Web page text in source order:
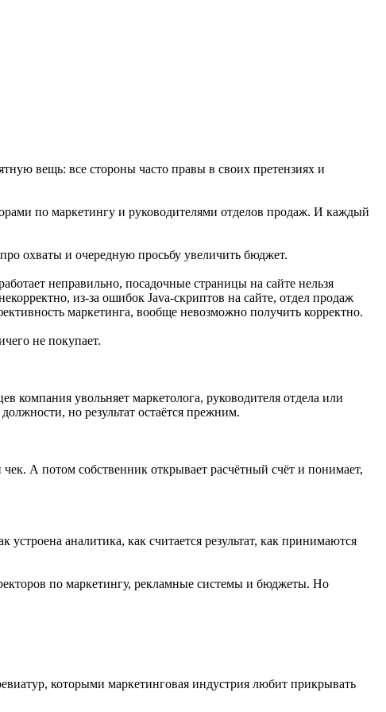
вещь: все стороны часто правы в своих претензиях и
по маркетингу и руководителями отделов продаж. И каждый
охваты и очередную просьбу увеличить бюджет.
неправильно, посадочные страницы на сайте нельзя
из-за ошибок Java-скриптов на сайте, отдел продаж
маркетинга, вообще невозможно получить корректно.
не покупает.
компания увольняет маркетолога, руководителя отдела или
но результат остаётся прежним.
А потом собственник открывает расчётный счёт и понимает,
устроена аналитика, как считается результат, как принимаются
по маркетингу, рекламные системы и бюджеты. Но
которыми маркетинговая индустрия любит прикрывать